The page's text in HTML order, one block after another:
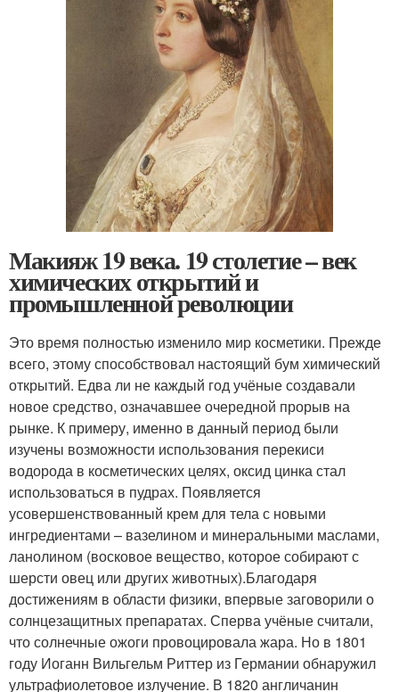
Макияж 19 века. 19 столетие – век
химических открытий и
промышленной революции
Это время полностью изменило мир косметики. Прежде
всего, этому способствовал настоящий бум химический
открытий. Едва ли не каждый год учёные создавали
новое средство, означавшее очередной прорыв на
рынке. К примеру, именно в данный период были
изучены возможности использования перекиси
водорода в косметических целях, оксид цинка стал
использоваться в пудрах. Появляется
усовершенствованный крем для тела с новыми
ингредиентами – вазелином и минеральными маслами,
ланолином (восковое вещество, которое собирают с
шерсти овец или других животных).Благодаря
достижениям в области физики, впервые заговорили о
солнцезащитных препаратах. Сперва учёные считали,
что солнечные ожоги провоцировала жара. Но в 1801
году Иоганн Вильгельм Риттер из Германии обнаружил
ультрафиолетовое излучение. В 1820 англичанин